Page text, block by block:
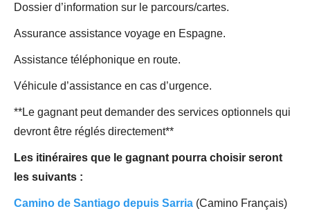
Dossier d’information sur le parcours/cartes.
Assurance assistance voyage en Espagne.
Assistance téléphonique en route.
Véhicule d’assistance en cas d’urgence.
**Le gagnant peut demander des services optionnels qui
devront être réglés directement**
Les itinéraires que le gagnant pourra choisir seront
les suivants :
Camino de Santiago depuis Sarria (Camino Français)